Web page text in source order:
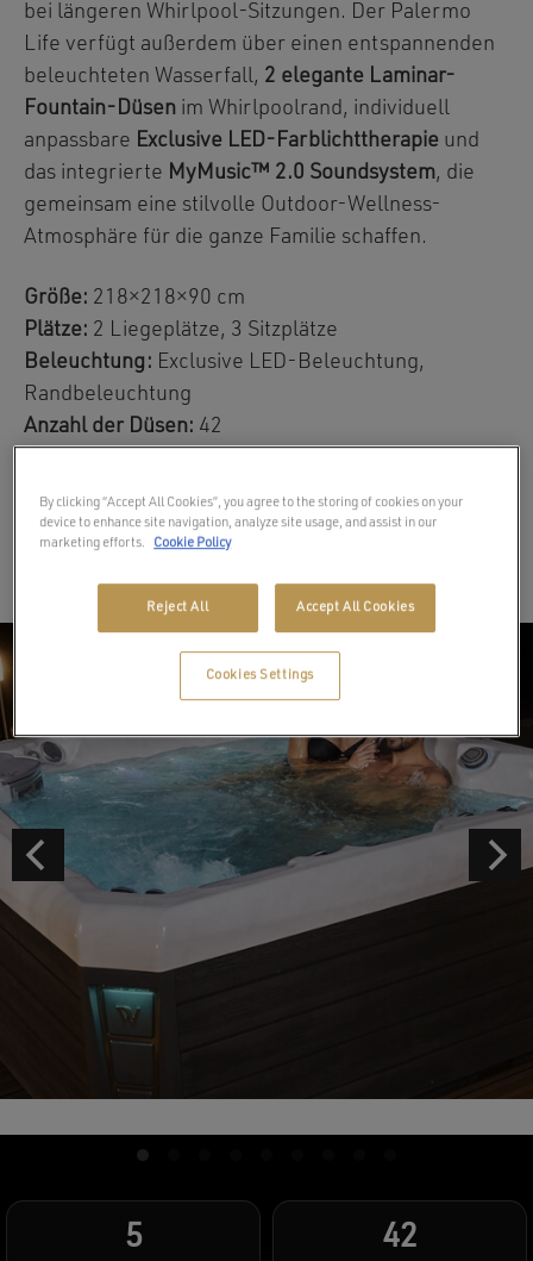
bei längeren Whirlpool-Sitzungen. Der Palermo
Life verfügt außerdem über einen entspannenden
beleuchteten Wasserfall, 2 elegante Laminar-
Fountain-Düsen im Whirlpoolrand, individuell
anpassbare Exclusive LED-Farblichttherapie und
das integrierte MyMusic™ 2.0 Soundsystem, die
gemeinsam eine stilvolle Outdoor-Wellness-
Atmosphäre für die ganze Familie schaffen.
Größe: 218×218×90 cm
Plätze: 2 Liegeplätze, 3 Sitzplätze
Beleuchtung: Exclusive LED-Beleuchtung,
Randbeleuchtung
Anzahl der Düsen: 42
Artikelnummer: WM00567-P
5 42
By clicking “Accept All Cookies”, you agree to the storing of cookies on your
device to enhance site navigation, analyze site usage, and assist in our
marketing efforts.
Cookie Policy
Reject All Accept All Cookies
Cookies Settings